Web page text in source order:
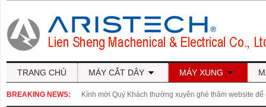
TRANG CHỦ MÁY CẮT DÂY MÁY XUNG
BREAKING NEWS: Kính mời Quý Khách thường xuyên ghé thăm website